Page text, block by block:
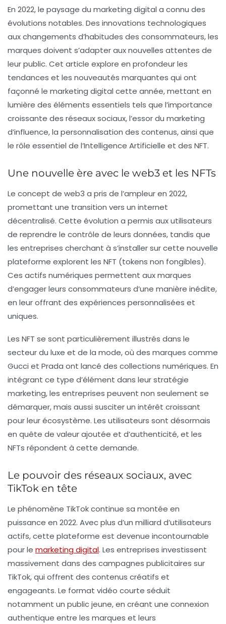
En 2022, le paysage du marketing digital a connu des
évolutions notables. Des innovations technologiques
aux changements d’habitudes des consommateurs, les
marques doivent s’adapter aux nouvelles attentes de
leur public. Cet article explore en profondeur les
tendances et les nouveautés marquantes qui ont
façonné le marketing digital cette année, mettant en
lumière des éléments essentiels tels que l’importance
croissante des réseaux sociaux, l’essor du marketing
d’influence, la personnalisation des contenus, ainsi que
le rôle essentiel de l’Intelligence Artificielle et des NFT.
Une nouvelle ère avec le web3 et les NFTs
Le concept de web3 a pris de l’ampleur en 2022,
promettant une transition vers un internet
décentralisé. Cette évolution a permis aux utilisateurs
de reprendre le contrôle de leurs données, tandis que
les entreprises cherchant à s’installer sur cette nouvelle
plateforme explorent les NFT (tokens non fongibles).
Ces actifs numériques permettent aux marques
d’engager leurs consommateurs d’une manière inédite,
en leur offrant des expériences personnalisées et
uniques.
Les NFT se sont particulièrement illustrés dans le
secteur du luxe et de la mode, où des marques comme
Gucci et Prada ont lancé des collections numériques. En
intégrant ce type d’élément dans leur stratégie
marketing, les entreprises peuvent non seulement se
démarquer, mais aussi susciter un intérêt croissant
pour leur écosystème. Les utilisateurs sont désormais
en quête de valeur ajoutée et d’authenticité, et les
NFTs répondent à cette demande.
Le pouvoir des réseaux sociaux, avec
TikTok en tête
Le phénomène TikTokcontinue sa montée en
puissance en 2022. Avec plus d’un milliard d’utilisateurs
actifs, cette plateforme est devenue incontournable
pour le marketing digital. Les entreprises investissent
massivement dans des campagnes publicitaires sur
TikTok, qui offrent des contenus créatifs et
engageants. Le format vidéo courte séduit
notamment un public jeune, en créant une connexion
authentique entre les marques et leurs